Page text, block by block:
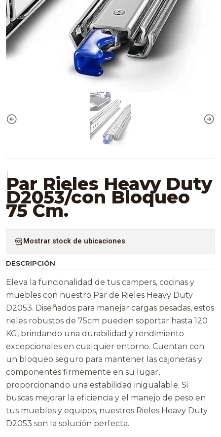
|Par Rieles Heavy Duty
D2053/con Bloqueo
75 Cm.
Mostrar stock de ubicaciones
DESCRIPCIÓN
Eleva la funcionalidad de tus campers, cocinas y
muebles con nuestro Par de Rieles Heavy Duty
D2053. Diseñados para manejar cargas pesadas, estos
rieles robustos de 75cm pueden soportar hasta 120
KG, brindando una durabilidad y rendimiento
excepcionales en cualquier entorno. Cuentan con
un bloqueo seguro para mantener las cajoneras y
componentes firmemente en su lugar,
proporcionando una estabilidad inigualable. Si
buscas mejorar la eficiencia y el manejo de peso en
tus muebles y equipos, nuestros Rieles Heavy Duty
D2053 son la solución perfecta.